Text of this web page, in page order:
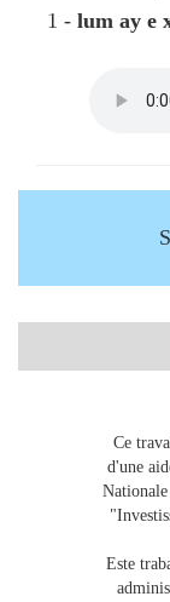
1 - lum ay e
Ce
d'une
Este